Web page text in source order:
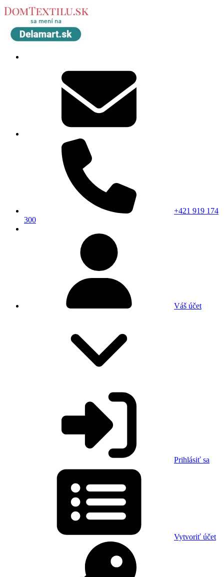
+421 919 174
300
Váš účet
Prihlásiť sa
Vytvoriť účet